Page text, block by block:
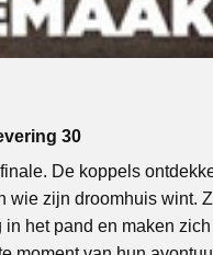
30
De koppels
wie zijn droomhuis wint.
in het pand en maken